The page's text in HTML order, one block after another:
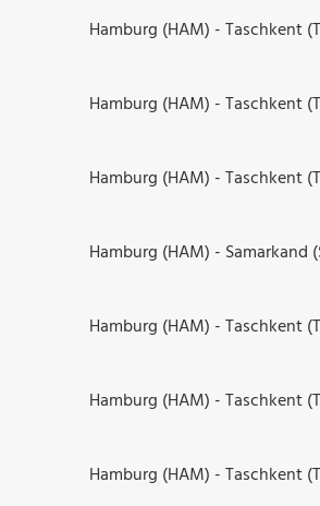
Hamburg (HAM) - Taschkent
Hamburg (HAM) - Taschkent
Hamburg (HAM) - Taschkent
Hamburg (HAM) - Samarkand
Hamburg (HAM) - Taschkent
Hamburg (HAM) - Taschkent
Hamburg (HAM) - Taschkent